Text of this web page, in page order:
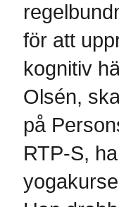
för att
kognitiv
Olsén,
på
RTP-S,